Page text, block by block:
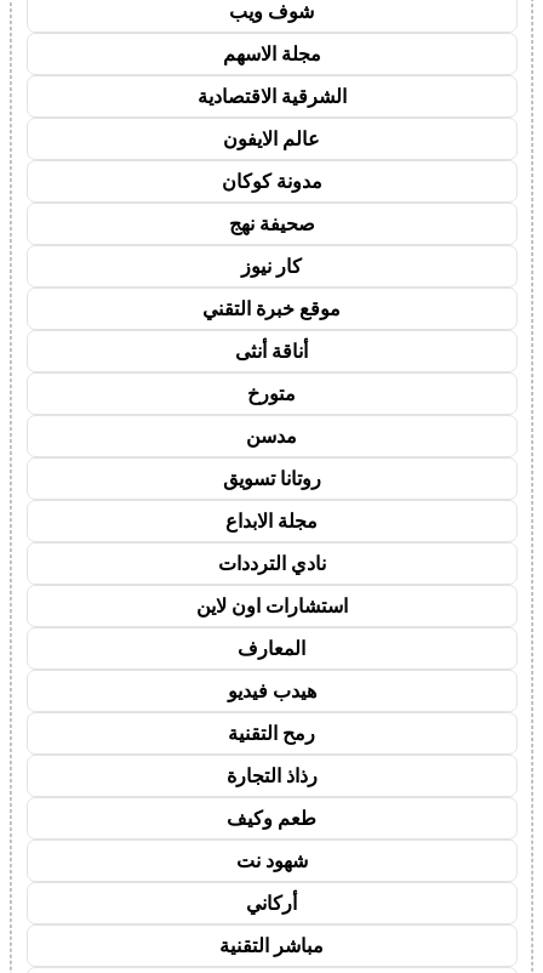
شوف ويب
مجلة الاسهم
الشرقية الاقتصادية
عالم الايفون
مدونة كوكان
صحيفة نهج
كار نيوز
موقع خبرة التقني
أناقة أنثى
متورخ
مدسن
روتانا تسويق
مجلة الابداع
نادي الترددات
استشارات اون لاين
المعارف
هيدب فيديو
رمح التقنية
رذاذ التجارة
طعم وكيف
شهود نت
أركاني
مباشر التقنية